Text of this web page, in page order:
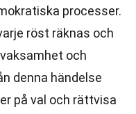
processer.
röst räknas och
och
denna händelse
på val och rättvisa